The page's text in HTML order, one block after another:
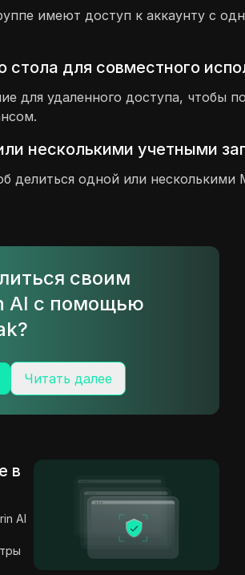
имеют доступ к аккаунту с
стола для совместного
для удаленного доступа, чтобы
несколькими учетными
делиться одной или
своим
AI с помощью
Читать далее
в
AI